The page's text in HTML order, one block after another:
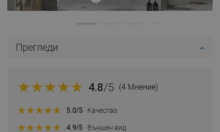
Прегледи
4.8/5 (4 Мнение)
5.0/5 Качество
4.9/5 Външен вид